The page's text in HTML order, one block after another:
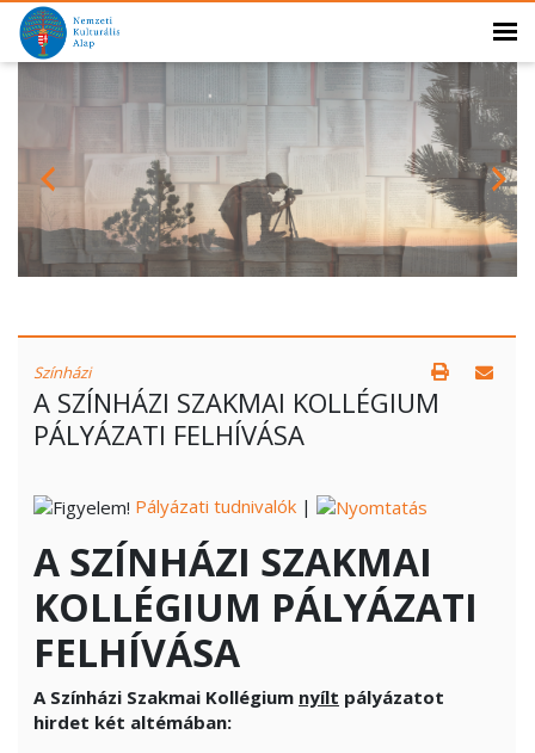
Színházi
A SZÍNHÁZI SZAKMAI KOLLÉGIUM
PÁLYÁZATI FELHÍVÁSA
Pályázati tudnivalók |
A SZÍNHÁZI SZAKMAI
KOLLÉGIUM PÁLYÁZATI
FELHÍVÁSA
A Színházi Szakmai Kollégium nyílt pályázatot
hirdet két altémában: